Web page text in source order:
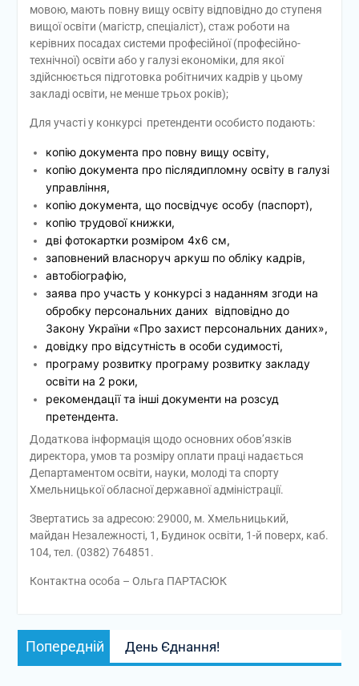
мовою, мають повну вищу освіту відповідно до ступеня
вищої освіти (магістр, спеціаліст), стаж роботи на
керівних посадах системи професійної (професійно-
технічної) освіти або у галузі економіки, для якої
здійснюється підготовка робітничих кадрів у цьому
закладі освіти, не менше трьох років);
Для участі у конкурсі претенденти особисто подають:
копію документа про повну вищу освіту,
копію документа про післядипломну освіту в галузі
управління,
копію документа, що посвідчує особу (паспорт),
копію трудової книжки,
дві фотокартки розміром 4х6 см,
заповнений власноруч аркуш по обліку кадрів,
автобіографію,
заява про участь у конкурсі з наданням згоди на
обробку персональних даних відповідно до
Закону України «Про захист персональних даних»,
довідку про відсутність в особи судимості,
програму розвитку програму розвитку закладу
освіти на 2 роки,
рекомендації та інші документи на розсуд
претендента.
Додаткова інформація щодо основних обов’язків
директора, умов та розміру оплати праці надається
Департаментом освіти, науки, молоді та спорту
Хмельницької обласної державної адміністрації.
Звертатись за адресою: 29000, м. Хмельницький,
майдан Незалежності, 1, Будинок освіти, 1-й поверх, каб.
104, тел. (0382) 764851.
Контактна особа – Ольга ПАРТАСЮК
Навігація
записів
Попередній
запис:
День Єднання!